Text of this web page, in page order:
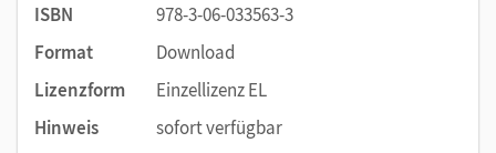
ISBN
978-3-06-033563-3
Format
Download
Lizenzform
Einzellizenz EL
Hinweis
sofort verfügbar